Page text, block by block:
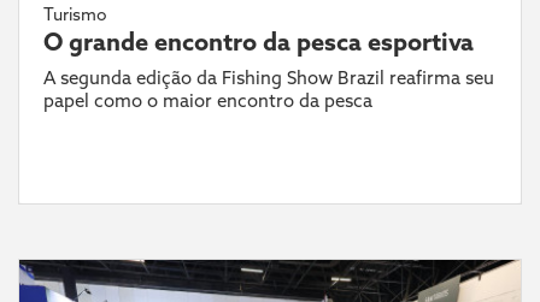
Turismo
O grande encontro da pesca esportiva
A segunda edição da Fishing Show Brazil reafirma seu
papel como o maior encontro da pesca